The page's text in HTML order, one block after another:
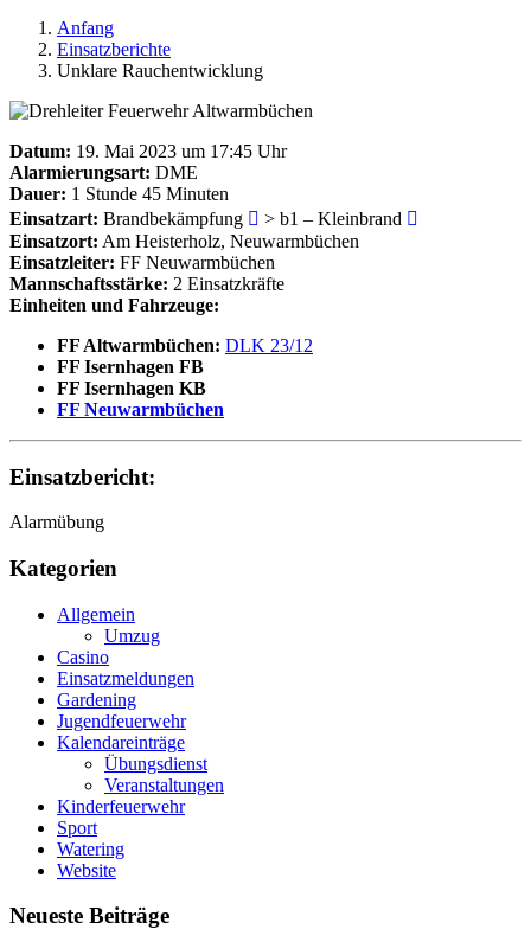
Anfang
Einsatzberichte
Unklare Rauchentwicklung
Datum: 19. Mai 2023 um 17:45 Uhr
Alarmierungsart: DME
Dauer: 1 Stunde 45 Minuten
Einsatzart: Brandbekämpfung
> b1 – Kleinbrand
Einsatzort: Am Heisterholz, Neuwarmbüchen
Einsatzleiter: FF Neuwarmbüchen
Mannschaftsstärke: 2 Einsatzkräfte
Einheiten und Fahrzeuge:
FF Altwarmbüchen: DLK 23/12
FF Isernhagen FB
FF Isernhagen KB
FF Neuwarmbüchen
Einsatzbericht:
Alarmübung
Kategorien
Allgemein
Umzug
Casino
Einsatzmeldungen
Gardening
Jugendfeuerwehr
Kalendareinträge
Übungsdienst
Veranstaltungen
Kinderfeuerwehr
Sport
Watering
Website
Neueste Beiträge